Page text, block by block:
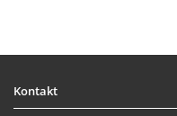
Kontakt